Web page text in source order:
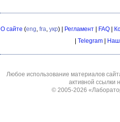
О сайте (eng, fra, укр) | Регламент| FAQ|
Telegram
Любое использование материалов
активной ссылки
© 2005-2026